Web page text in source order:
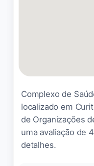
Complexo de
localizado em
de Organizações
uma avaliação de
detalhes.